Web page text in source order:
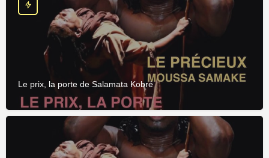
Le prix, la porte de Salamata Kobré